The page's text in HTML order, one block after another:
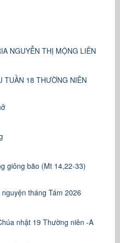
NGUYỄN THỊ MỘNG LIÊN
TUẦN 18 THƯỜNG NIÊN
giông bão (Mt 14,22-33)
tháng Tám 2026
nhật 19 Thường niên -A